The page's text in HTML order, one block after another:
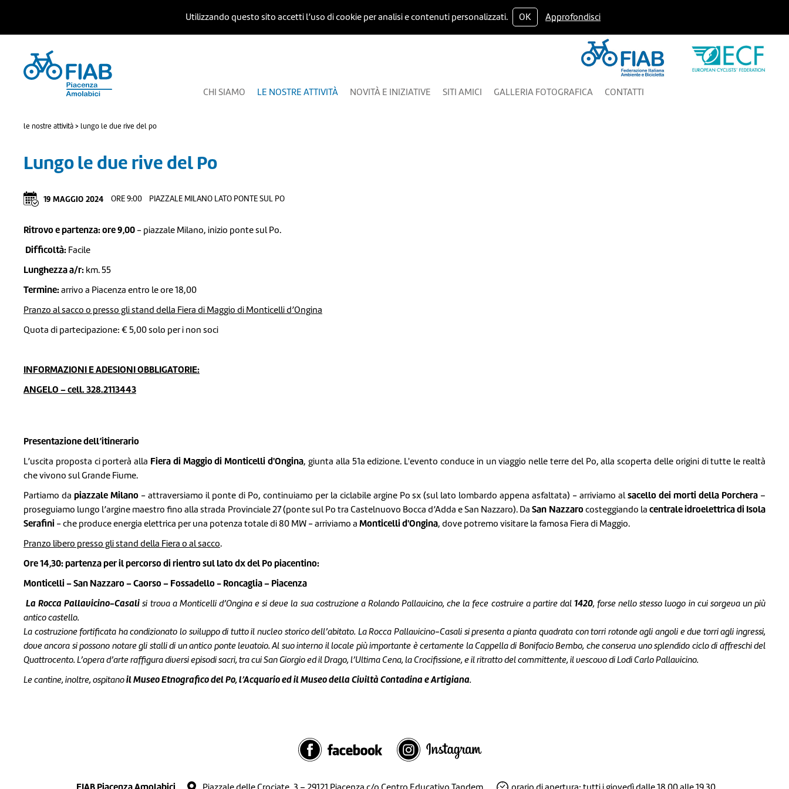
Utilizzando questo sito accetti l’uso di cookie per analisi e contenuti personalizzati. OK Approfondisci
CHI SIAMO LE NOSTRE ATTIVITÀ NOVITÀ E INIZIATIVE SITI AMICI GALLERIA FOTOGRAFICA CONTATTI
le nostre attività> lungo le due rive del po
Lungo le due rive del Po
19 MAGGIO 2024 ORE 9:00 PIAZZALE MILANO LATO PONTE SUL PO
Ritrovo e partenza:ore 9,00 - piazzale Milano, inizio ponte sul Po.
Difficoltà: Facile
Lunghezza a/r: km. 55
Termine:arrivo a Piacenza entro le ore 18,00
Pranzo al sacco o presso gli stand della Fiera di Maggio di Monticelli d’Ongina
Quota di partecipazione: € 5,00 solo per i non soci
INFORMAZIONI E ADESIONI OBBLIGATORIE:
ANGELO – cell. 328.2113443
Presentazione dell’itinerario
L’uscita proposta ci porterà alla Fiera di Maggio di Monticelli d'Ongina, giunta alla 51a edizione. L'evento conduce in un viaggio nelle terre del Po, alla scoperta delle origini di tutte le realtà
che vivono sul Grande Fiume.
Partiamo da piazzale Milano- attraversiamo il ponte di Po, continuiamo per la ciclabile argine Po sx (sul lato lombardo appena asfaltata) - arriviamo alsacello dei morti della Porchera –
proseguiamo lungo l’argine maestro fino alla strada Provinciale 27 (ponte sul Po tra Castelnuovo Bocca d’Adda e San Nazzaro). DaSan Nazzarocosteggiando la centrale idroelettrica di Isola
Serafini - che produce energia elettrica per una potenza totale di 80 MW - arriviamo a Monticelli d'Ongina, dove potremo visitare la famosa Fiera di Maggio.
Pranzo libero presso gli stand della Fiera o al sacco.
Ore 14,30: partenza per ilpercorso di rientro sul lato dx del Po piacentino:
Monticelli – San Nazzaro – Caorso – Fossadello - Roncaglia – Piacenza
La Rocca Pallavicino-Casali si trova a Monticelli d’Onginae si deve la sua costruzione a Rolando Pallavicino, che la fece costruire a partire dal 1420, forse nello stesso luogo in cui sorgeva un più
antico castello.
La costruzione fortificata ha condizionato lo sviluppo di tutto il nucleo storico dell’abitato. La Rocca Pallavicino-Casali si presenta a pianta quadrata con torri rotonde agli angoli e due torri agli ingressi,
dove ancora si possono notare gli stalli di un antico ponte levatoio. Al suo interno il locale più importante è certamente laCappella di Bonifacio Bembo, che conserva uno splendido ciclo di affreschi del
Quattrocento. L’opera d’arte raffigura diversi episodi sacri, tra cui San Giorgio ed il Drago, l’Ultima Cena, la Crocifissione, e il ritratto del committente, il vescovo di Lodi Carlo Pallavicino.
Le cantine, inoltre, ospitanoilMuseo Etnografico del Po, l’Acquario ed il Museo della Civiltà Contadina e Artigiana.